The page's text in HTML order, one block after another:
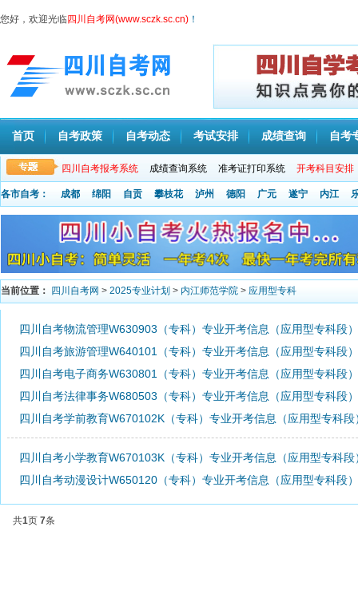
您好，欢迎光临 四川自考网(www.sczk.sc.cn) ！
首页 自考政策 自考动态 考试安排 成绩查询 自考
四川自考报考系统 成绩查询系统 准考证打印系统 开考科目安排
各市自考： 成都 绵阳 自贡 攀枝花 泸州 德阳 广元 遂宁 内江
当前位置： 四川自考网 > 2025专业计划 > 内江师范学院 > 应用型专科
四川自考物流管理W630903（专科）专业开考信息（应用型专科段
四川自考旅游管理W640101（专科）专业开考信息（应用型专科段
四川自考电子商务W630801（专科）专业开考信息（应用型专科段
四川自考法律事务W680503（专科）专业开考信息（应用型专科段
四川自考学前教育W670102K（专科）专业开考信息（应用型专科段
四川自考小学教育W670103K（专科）专业开考信息（应用型专科段
四川自考动漫设计W650120（专科）专业开考信息（应用型专科段
共1页 7条